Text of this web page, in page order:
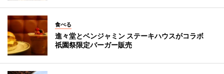
食べる
進々堂とベンジャミン ステーキハウスがコラボ
祇園祭限定バーガー販売